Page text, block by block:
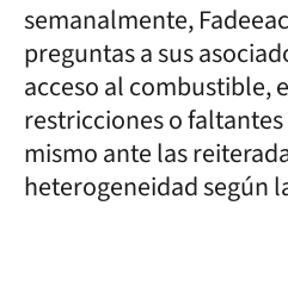
semanalmente,
preguntas a sus
acceso al combustible,
restricciones o
mismo ante las
heterogeneidad según